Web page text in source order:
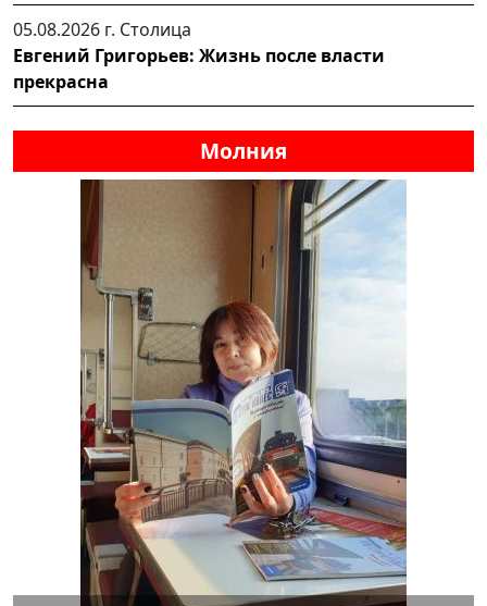
05.08.2026 г. Столица
Евгений Григорьев: Жизнь после власти
прекрасна
Молния